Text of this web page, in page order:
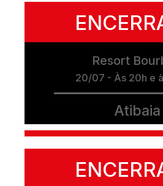
Resort
20/07 - Às 20h e
Atibaia